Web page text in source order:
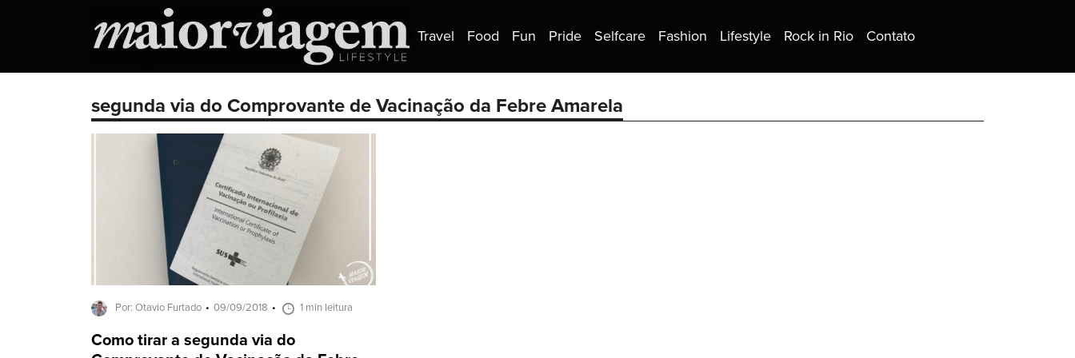
Travel Food Fun Pride Selfcare Fashion Lifestyle Rock in Rio Contato
segunda via do Comprovante de Vacinação da Febre Amarela
Por: Otavio Furtado 09/09/2018 1 min leitura
Como tirar a segunda via do